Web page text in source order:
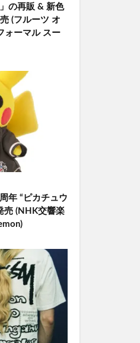
の再販 & 新色
(フルーツ オ
ォーマル スー
年 “ピカチュウ
売 (NHK交響楽